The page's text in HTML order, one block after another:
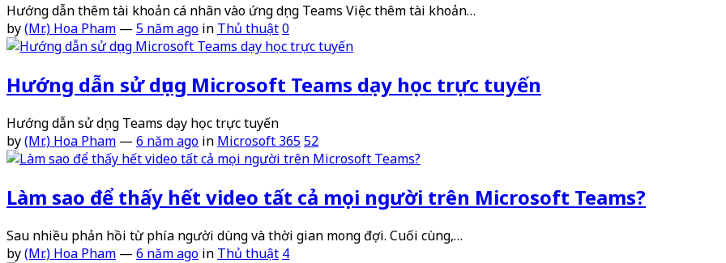
Hướng dẫn thêm tài khoản cá nhân vào ứng dụng Teams Việc thêm tài khoản…
by(Mr.) Hoa Pham — 5 năm ago in Thủ thuật0
Hướng dẫn sử dụng Microsoft Teams dạy học trực tuyến
Hướng dẫn sử dụng Teams dạy học trực tuyến
by(Mr.) Hoa Pham — 6 năm ago in Microsoft 36552
Làm sao để thấy hết video tất cả mọi người trên Microsoft Teams?
Sau nhiều phản hồi từ phía người dùng và thời gian mong đợi. Cuối cùng,…
by(Mr.) Hoa Pham — 6 năm ago in Thủ thuật 4